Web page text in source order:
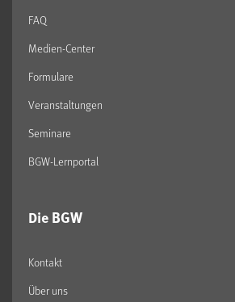
FAQ
Medien-Center
Formulare
Veranstaltungen
Seminare
BGW-Lernportal
Die BGW
Kontakt
Über uns